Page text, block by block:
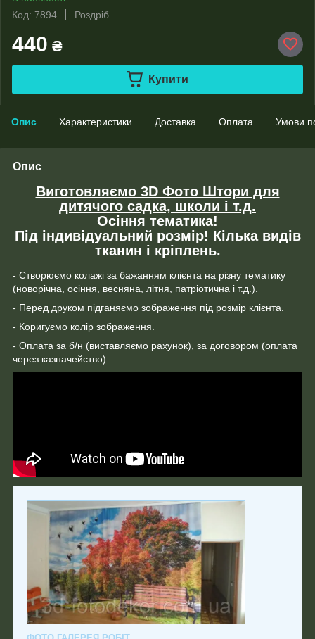
Код: 7894
Роздріб
440 ₴
Купити
Опис Характеристики Доставка Оплата Умови
Опис
Виготовляємо 3D Фото Штори для
дитячого садка, школи і т.д.
Осіння тематика!
Під індивідуальний розмір! Кілька видів
тканин і кріплень.
- Створюємо колажі за бажанням клієнта на різну тематику
(новорічна, осіння, весняна, літня, патріотична і т.д.).
- Перед друком підганяємо зображення під розмір клієнта.
- Коригуємо колір зображення.
- Оплата за б/н (виставляємо рахунок), за договором (оплата
через казначейство)